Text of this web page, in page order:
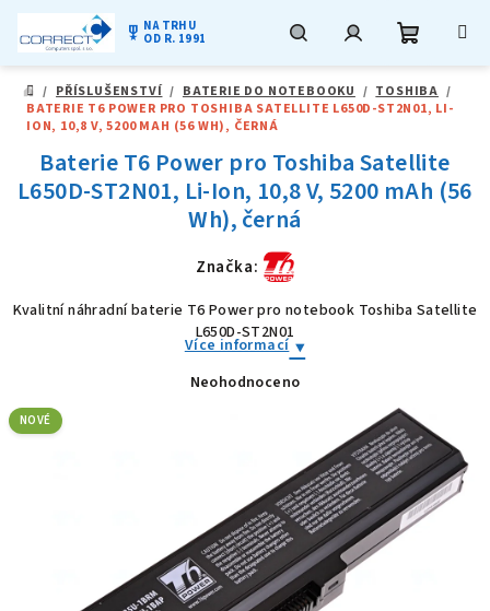
obsah
military_tech NA TRHU
OD R. 1991
DOMŮ
/ PŘÍSLUŠENSTVÍ / BATERIE DO NOTEBOOKU / TOSHIBA /
BATERIE T6 POWER PRO TOSHIBA SATELLITE L650D-ST2N01, LI-
ION, 10,8 V, 5200 MAH (56 WH), ČERNÁ
Baterie T6 Power pro Toshiba Satellite
L650D-ST2N01, Li-Ion, 10,8 V, 5200 mAh (56
Wh), černá
Značka:
Kvalitní náhradní baterie T6 Power pro notebook Toshiba Satellite
L650D-ST2N01
Více informací
Průměrné
hvězdiček.
Neohodnoceno
NOVÉ